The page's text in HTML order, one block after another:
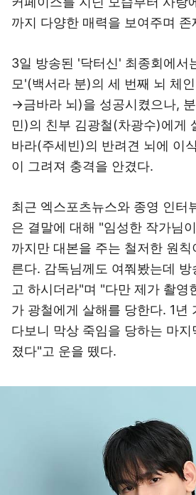
까지 다양한 매력을 보여주며
3일 방송된 '닥터신' 최종회에서
모'(백서라 분)의 세 번째 뇌 체
→금바라 뇌)을 성공시켰으나,
민)의 친부 김광철(차광수)에게
바라(주세빈)의 반려견 뇌에 이
이 그려져 충격을 안겼다.
최근 엑스포츠뉴스와 종영 인터
은 결말에 대해 "임성한 작가님
까지만 대본을 주는 철저한 원칙
른다. 감독님께도 여쭤봤는데
고 하시더라"며 "다만 제가 촬영
가 광철에게 살해를 당한다. 1년
다보니 막상 죽임을 당하는 마지
졌다"고 운을 뗐다.